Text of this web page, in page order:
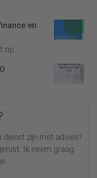
en
op...
dienst zijn met advies?
Ik neem graag